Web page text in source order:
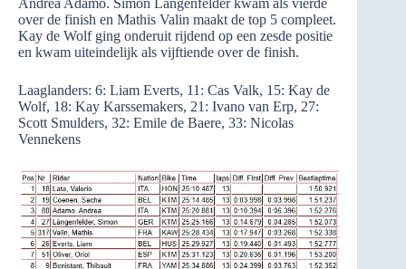
Andrea Adamo. Simon Längenfelder kwam als vierde
over de finish en Mathis Valin maakt de top 5 compleet.
Kay de Wolf ging onderuit rijdend op een zesde positie
en kwam uiteindelijk als vijftiende over de finish.
Laaglanders: 6: Liam Everts, 11: Cas Valk, 15: Kay de
Wolf, 18: Kay Karssemakers, 21: Ivano van Erp, 27:
Scott Smulders, 32: Emile de Baere, 33: Nicolas
Vennekens